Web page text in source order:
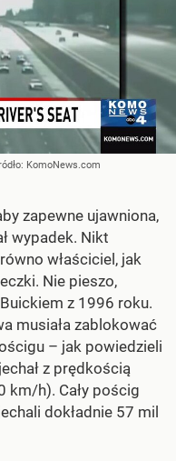
KomoNews.com
zapewne ujawniona,
wypadek. Nikt
właściciel, jak
Nie pieszo,
z 1996 roku.
musiała zablokować
– jak powiedzieli
z prędkością
km/h). Cały pościg
dokładnie 57 mil